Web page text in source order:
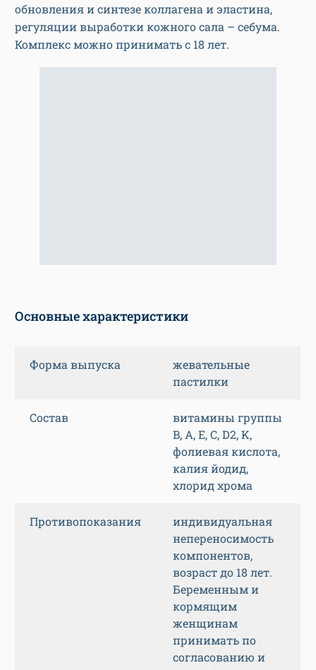
обновления и синтезе коллагена и эластина,
регуляции выработки кожного сала – себума.
Комплекс можно принимать с 18 лет.
Основные характеристики
Форма выпуска
жевательные
пастилки
Состав
витамины группы
B, A, E, C, D2, K,
фолиевая кислота,
калия йодид,
хлорид хрома
Противопоказания
индивидуальная
непереносимость
компонентов,
возраст до 18 лет.
Беременным и
кормящим
женщинам
принимать по
согласованию и